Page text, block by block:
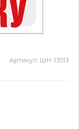
Артикул: ШН-13513